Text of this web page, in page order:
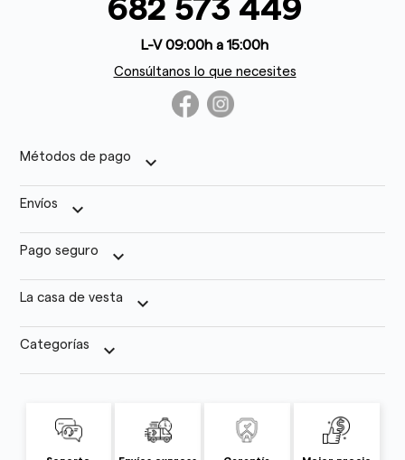
682 573 449
L-V 09:00h a 15:00h
Consúltanos lo que necesites
Métodos de pago keyboard_arrow_down
Envíos keyboard_arrow_down
Pago seguro keyboard_arrow_down
La casa de vesta keyboard_arrow_down
Categorías keyboard_arrow_down